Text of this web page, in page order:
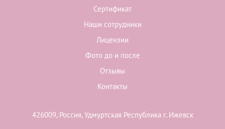
Сертификат
Наши сотрудники
Лицензии
Фото до и после
Отзывы
Контакты
426009, Россия, Удмуртская Республика г. Ижевск